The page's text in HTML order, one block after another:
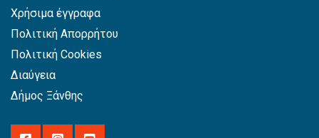
Χρήσιμα έγγραφα
Πολιτική Απορρήτου
Πολιτική Cookies
Διαύγεια
Δήμος Ξάνθης